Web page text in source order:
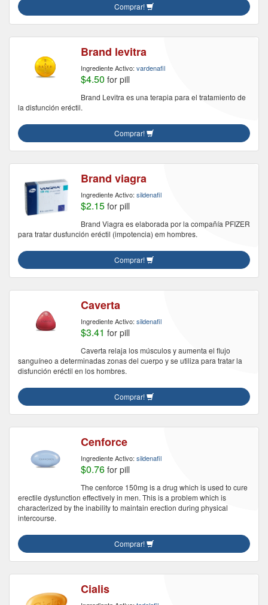
Comprar!
Brand levitra
Ingrediente Activo: vardenafil
$4.50 for pill
Brand Levitra es una terapia para el tratamiento de
la disfunción eréctil.
Comprar!
Brand viagra
Ingrediente Activo: sildenafil
$2.15 for pill
Brand Viagra es elaborada por la compañía PFIZER
para tratar dusfunción eréctil (impotencia) em hombres.
Comprar!
Caverta
Ingrediente Activo: sildenafil
$3.41 for pill
Caverta relaja los músculos y aumenta el flujo
sanguíneo a determinadas zonas del cuerpo y se utiliza para tratar la
disfunción eréctil en los hombres.
Comprar!
Cenforce
Ingrediente Activo: sildenafil
$0.76 for pill
The cenforce 150mg is a drug which is used to cure
erectile dysfunction effectively in men. This is a problem which is
characterized by the inability to maintain erection during physical
intercourse.
Comprar!
Cialis